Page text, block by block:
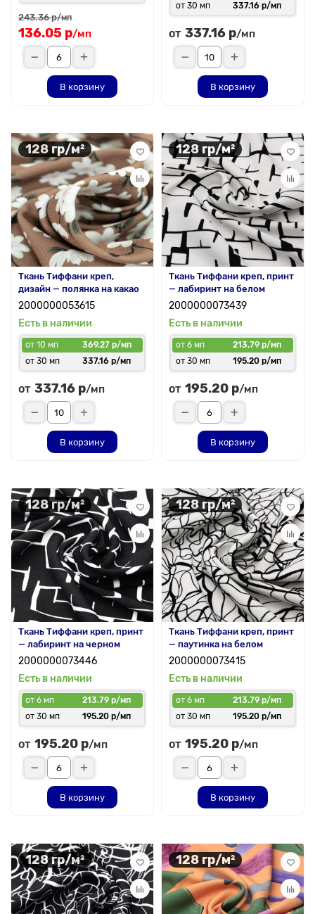
243.36 р/мп
136.05 р/мп
В корзину
от 30 мп
337.16 р/мп
от 337.16 р/мп
В корзину
128 гр/м²
Ткань Тиффани креп,
дизайн — полянка на какао
2000000053615
Есть в наличии
от 10 мп
369.27 р/мп
от 30 мп
337.16 р/мп
от 337.16 р/мп
В корзину
128 гр/м²
Ткань Тиффани креп, принт
— лабиринт на белом
2000000073439
Есть в наличии
от 6 мп
213.79 р/мп
от 30 мп
195.20 р/мп
от 195.20 р/мп
В корзину
128 гр/м²
Ткань Тиффани креп, принт
— лабиринт на черном
2000000073446
Есть в наличии
от 6 мп
213.79 р/мп
от 30 мп
195.20 р/мп
от 195.20 р/мп
В корзину
128 гр/м²
Ткань Тиффани креп, принт
— паутинка на белом
2000000073415
Есть в наличии
от 6 мп
213.79 р/мп
от 30 мп
195.20 р/мп
от 195.20 р/мп
В корзину
128 гр/м² 128 гр/м²